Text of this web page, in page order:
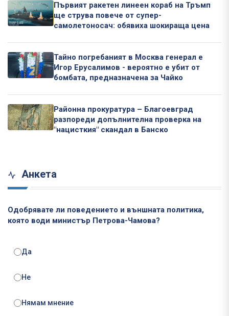
Първият ракетен линеен кораб на Тръмп
ще струва повече от супер-
самолетоносач: обявиха шокираща цена
Тайно погребаният в Москва генерал е
Игор Ерусалимов - вероятно е убит от
бомбата, предназначена за Чайко
Районна прокуратура – Благоевград
разпореди допълнителна проверка на
"нацисткия" скандал в Банско
Анкета
Одобрявате ли поведението и външната политика,
която води министър Петрова-Чамова?
Да
Не
Нямам мнение